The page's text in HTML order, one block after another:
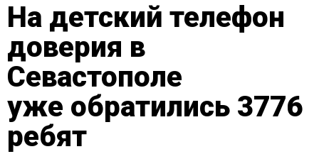
На детский телефон
доверия в
Севастополе
уже обратились 3776
ребят